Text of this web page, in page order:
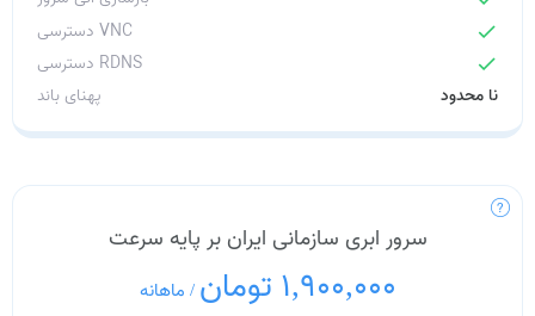
دسترسی VNC check
دسترسی RDNS check
پهنای باند نا محدود
سرور ابری سازمانی ایران بر پایه سرعت
1,900,000 تومان / ماهانه